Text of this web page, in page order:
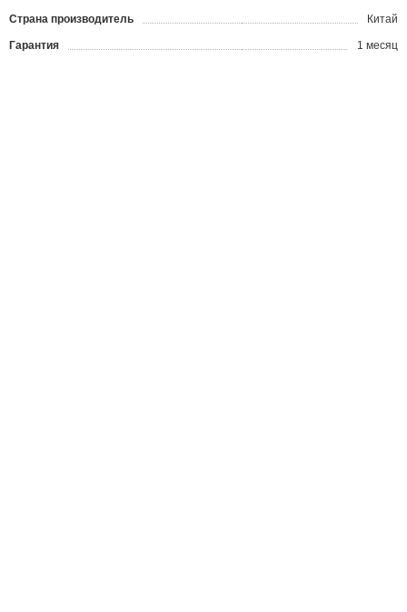
Страна производитель Китай
Гарантия 1 месяц